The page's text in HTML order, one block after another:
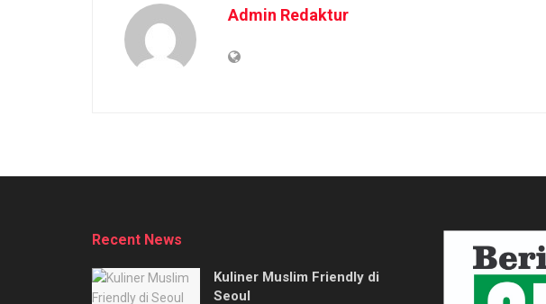
Admin Redaktur
Recent News
Kuliner Muslim Friendly di
Seoul